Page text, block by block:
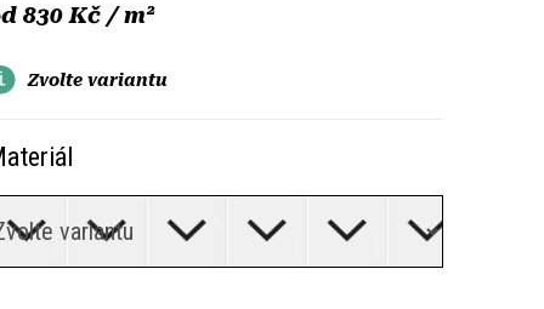
830 Kč / m²
Zvolte variantu